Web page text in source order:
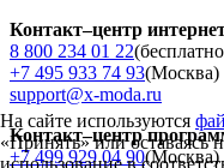
Контакт–центр
8 800 234 01 22
+7 495 933 74 93(Москва)
support@x-moda.ru
Контакт–центр
+7 499 929 04 90(Москва)
На сайте используются
«Принять» или оставаясь
использование в